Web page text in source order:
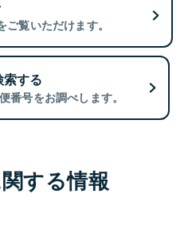
覧いただけます。
する
番号をお調べします。
する情報